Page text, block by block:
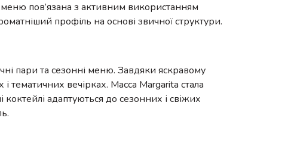
меню пов’язана з активним використанням
профіль на основі звичної структури.
пари та сезонні меню. Завдяки яскравому
тематичних вечірках. Macca Margarita стала
адаптуються до сезонних і свіжих